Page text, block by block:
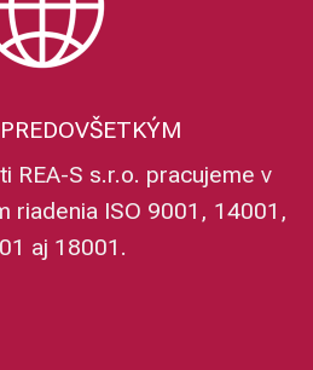
REA-S s.r.o. pracujeme v
riadenia ISO 9001, 14001,
aj 18001.